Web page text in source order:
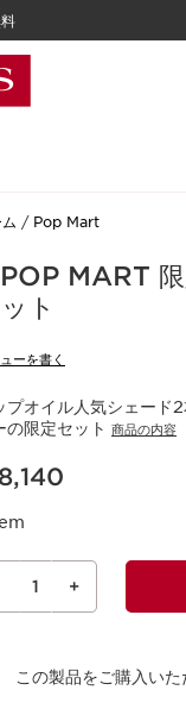
Pop Mart
POP MART
ト
ーを書く
プオイル人気シェード
の限定セット 商品の内容
の価格 ¥ 8,140
1 +
この製品をご購入いた